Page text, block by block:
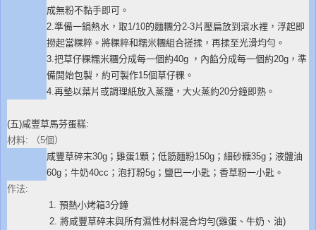
成無粉不黏手即可。
2.準備一鍋熱水，取1/10的麵糰分2-3片壓扁放到滾水裡，浮起即
撈起當粿粹。將粿粹和糯米糰組合搓揉，再揉至光滑均勻。
3.把草仔粿糯米糰分成每一個約40g ，內餡分成每一個約20g，準
備開始包製，約可製作15個草仔粿。
4.再墊以葉片或調理紙放入蒸籠，大火蒸約20分鐘即熟。
(五)咸豐草馬芬蛋糕:
材料: （5個）
咸豐草碎末30g；雞蛋1顆；低筋麵粉150g；細砂糖35g；液體油
60g；牛奶40cc；泡打粉5g；鹽巴一小匙；香草粉一小匙。
作法:
1. 預熱小烤箱3分鐘
2. 將咸豐草碎末與所有濕性材料混合均勻(雞蛋、牛奶、油)